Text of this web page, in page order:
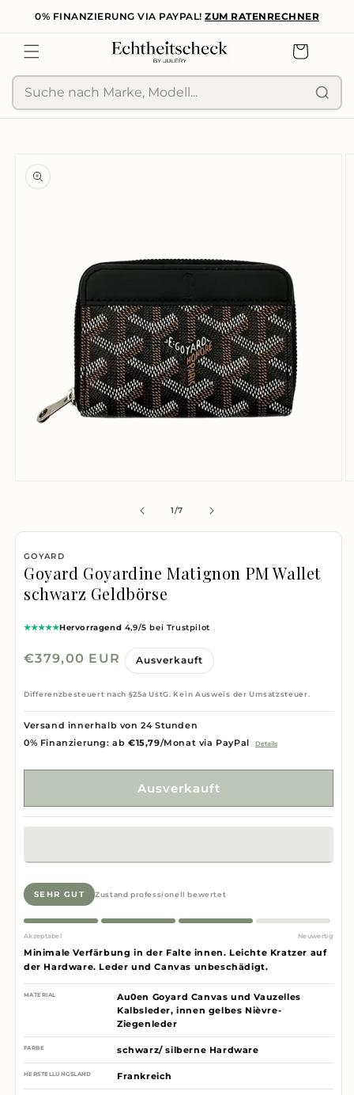
zum
0% FINANZIERUNG VIA PAYPAL! ZUM RATENRECHNER
Warenkorb
Suche
öffnen
1/von
7
GOYARD
Goyard Goyardine Matignon PM Wallet
schwarz Geldbörse
★★★★★Hervorragend 4,9/5 bei Trustpilot
Normaler
€379,00 EUR Ausverkauft
Differenzbesteuert nach §25a UstG. Kein Ausweis der Umsatzsteuer.
Versand innerhalb von 24 Stunden
0% Finanzierung: ab €15,79/Monat via PayPal Details
Ausverkauft
SEHR GUT Zustand professionell bewertet
Akzeptabel Neuwertig
Minimale Verfärbung in der Falte innen. Leichte Kratzer auf
der Hardware. Leder und Canvas unbeschädigt.
MATERIAL
Au0en Goyard Canvas und Vauzelles
Kalbsleder, innen gelbes Nièvre-
Ziegenleder
FARBE schwarz/ silberne Hardware
HERSTELLUNGSLAND Frankreich